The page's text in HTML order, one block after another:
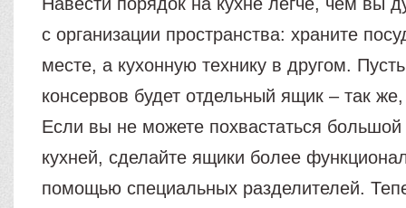
с организации пространства: храните
месте, а кухонную технику в другом.
консервов будет отдельный ящик – так
Если вы не можете похвастаться большой
кухней, сделайте ящики более
помощью специальных разделителей.